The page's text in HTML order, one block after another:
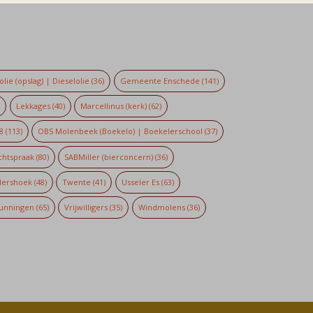
(opslag) | Dieselolie (36) Gemeente Enschede (141)
Lekkages(40) Marcellinus (kerk) (62)
(113) OBS Molenbeek (Boekelo) | Boekelerschool (37)
(80) SABMiller (bierconcern) (36)
(48) Twente (41) Usseler Es(63)
(65) Vrijwilligers (35) Windmolens(36)